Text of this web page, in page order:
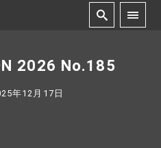
2026 No.185
年12月17日